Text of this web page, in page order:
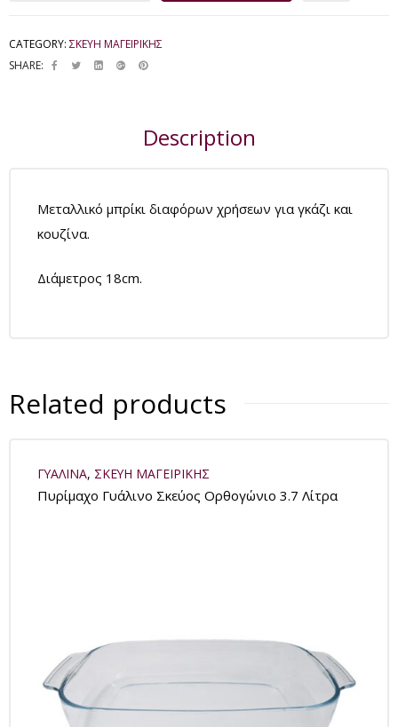
CATEGORY: ΣΚΕΥΗ ΜΑΓΕΙΡΙΚΗΣ
SHARE:
Description
Μεταλλικό μπρίκι διαφόρων χρήσεων για γκάζι και
κουζίνα.
Διάμετρος 18cm.
Related products
ΓΥΑΛΙΝΑ, ΣΚΕΥΗ ΜΑΓΕΙΡΙΚΗΣ
Πυρίμαχο Γυάλινο Σκεύος Ορθογώνιο 3.7 Λίτρα